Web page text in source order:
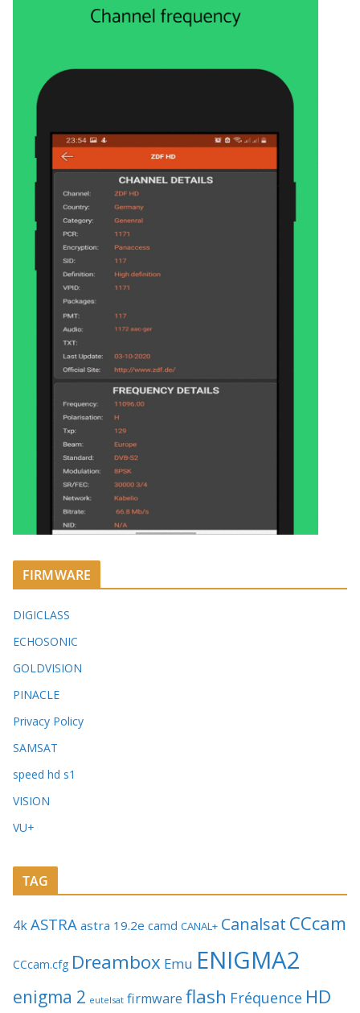
FIRMWARE
DIGICLASS
ECHOSONIC
GOLDVISION
PINACLE
Privacy Policy
SAMSAT
speed hd s1
VISION
VU+
TAG
4kASTRA astra 19.2e camd CANAL+ Canalsat CCcam
CCcam.cfg Dreambox Emu ENIGMA2
enigma 2 eutelsat firmware flash Fréquence HD